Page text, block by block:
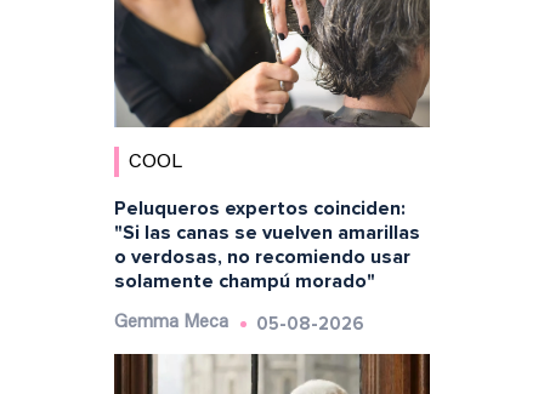
COOL
Peluqueros expertos coinciden:
"Si las canas se vuelven amarillas
o verdosas, no recomiendo usar
solamente champú morado"
Gemma Meca 05-08-2026